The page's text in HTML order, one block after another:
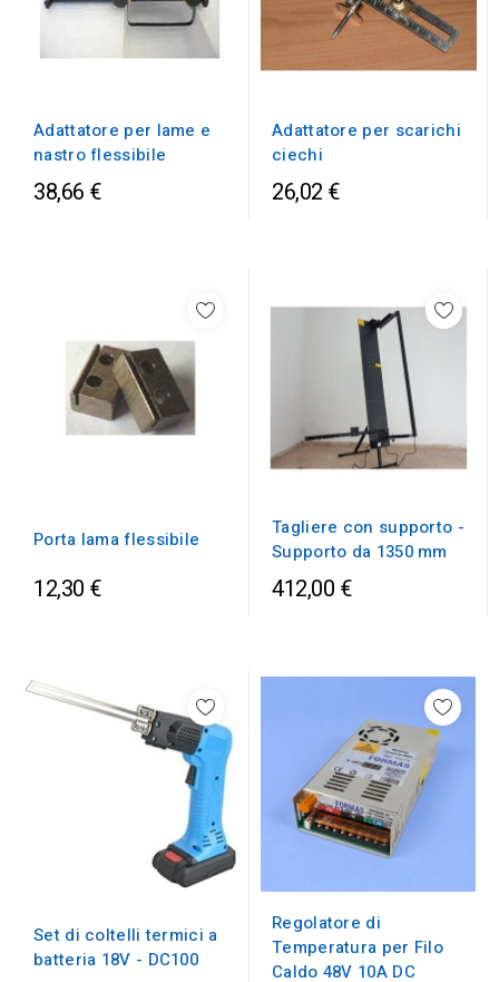
Adattatore per lame e
nastro flessibile
38,66 €
Adattatore per scarichi
ciechi
26,02 €
Porta lama flessibile
12,30 €
Tagliere con supporto -
Supporto da 1350 mm
412,00 €
Set di coltelli termici a
batteria 18V - DC100
Regolatore di
Temperatura per Filo
Caldo 48V 10A DC